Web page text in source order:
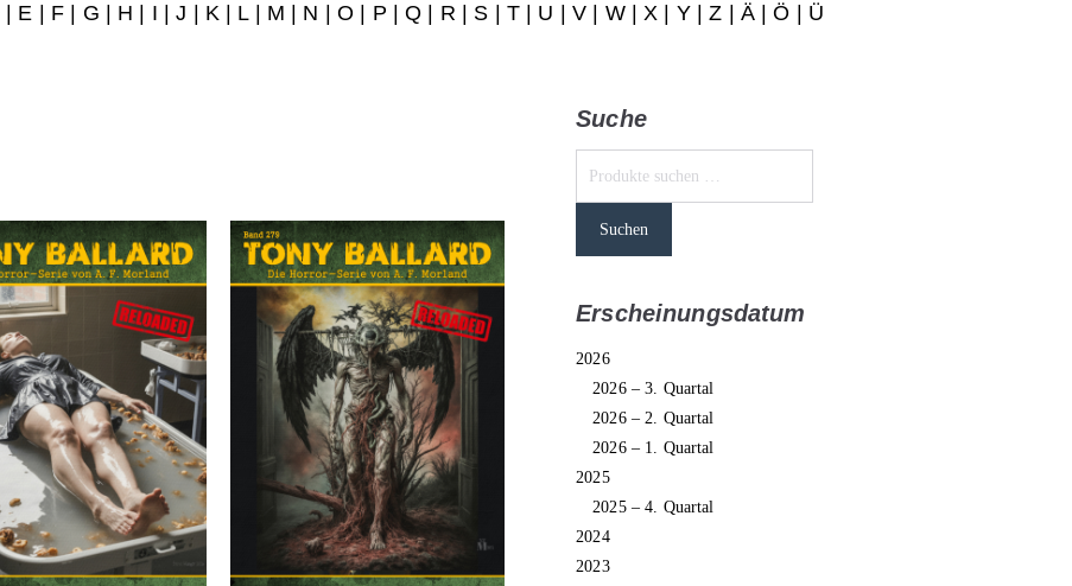
E F G H I |J K| L| M N |O P |Q R S T U V W|X Y|Z Ä| Ö | Ü
Suche
Suchen
Erscheinungsdatum
2026
2026 – 3. Quartal
2026 – 2. Quartal
2026 – 1. Quartal
2025
2025 – 4. Quartal
2024
2023